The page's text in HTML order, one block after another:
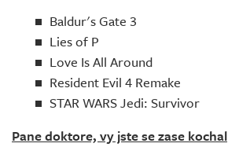
Baldur's Gate 3
Lies of P
Love Is All Around
Resident Evil 4 Remake
STAR WARS Jedi: Survivor
Pane doktore, vy jste se zase kochal